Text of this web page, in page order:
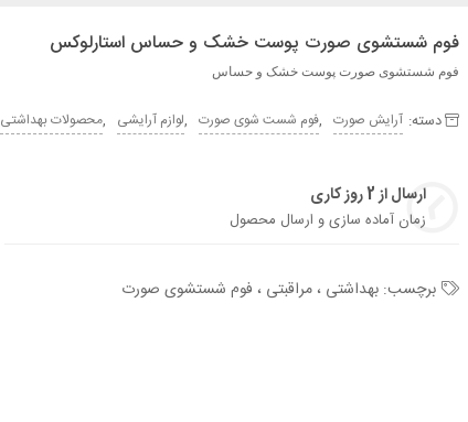
فوم شستشوی صورت پوست خشک و حساس استارلوکس
فوم شستشوی صورت پوست خشک و حساس
دسته: آرایش صورت ,فوم شست شوی صورت ,لوازم آرایشی ,محصولات بهداشتی
ارسال از 2 روز کاری
زمان آماده سازی و ارسال محصول
برچسب:بهداشتی ، مراقبتی ، فوم شستشوی صورت